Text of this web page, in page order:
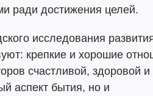
ради достижения целей.
исследования
крепкие и хорошие
счастливой, здоровой и
аспект бытия, но и